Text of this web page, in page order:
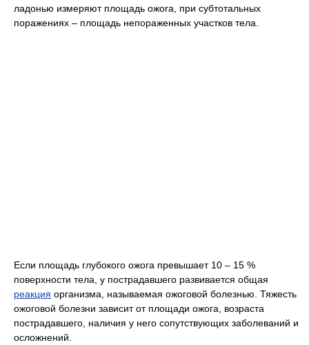
ладонью измеряют площадь ожога, при субтотальных
поражениях – площадь непораженных участков тела.
Если площадь глубокого ожога превышает 10 – 15 %
поверхности тела, у пострадавшего развивается общая
реакция организма, называемая ожоговой болезнью. Тяжесть
ожоговой болезни зависит от площади ожога, возраста
пострадавшего, наличия у него сопутствующих заболеваний и
осложнений.